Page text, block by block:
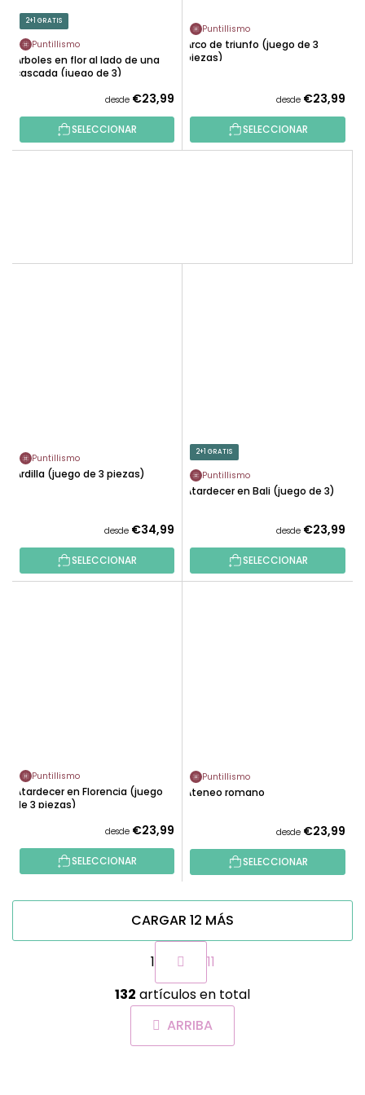
2+1 GRATIS
Puntillismo
Árboles en flor al lado de una
cascada (juego de 3)
desde €23,99
SELECCIONAR
Puntillismo
Arco de triunfo (juego de 3
piezas)
desde €23,99
SELECCIONAR
Puntillismo
Ardilla (juego de 3 piezas)
desde €34,99
SELECCIONAR
2+1 GRATIS
Puntillismo
Atardecer en Bali (juego de 3)
desde €23,99
SELECCIONAR
Puntillismo
Atardecer en Florencia (juego
de 3 piezas)
desde €23,99
SELECCIONAR
Puntillismo
Ateneo romano
desde €23,99
SELECCIONAR
C
o
n
t
r
CARGAR 12 MÁS
P
a
g
i
n
a
c
1
11
132 artículos en total
ARRIBA